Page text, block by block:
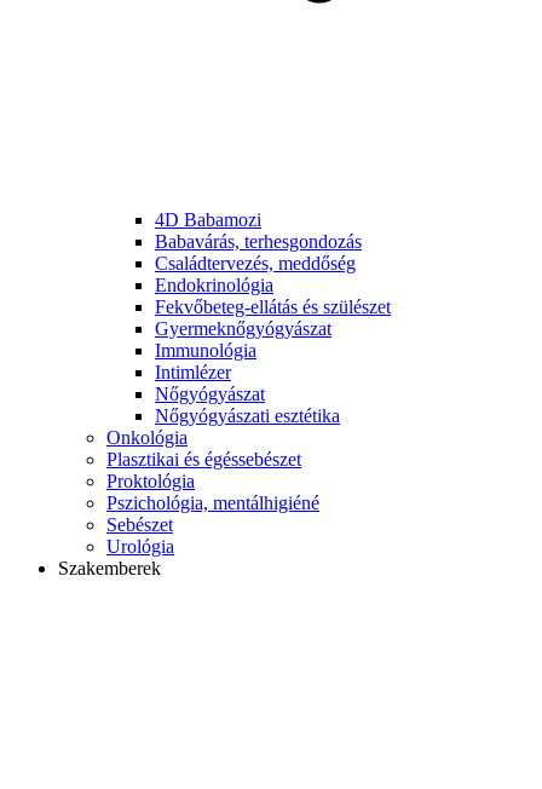
4D Babamozi
Babavárás, terhesgondozás
Családtervezés, meddőség
Endokrinológia
Fekvőbeteg-ellátás és szülészet
Gyermek­nőgyógyászat
Immunológia
Intimlézer
Nőgyógyászat
Nőgyógyászati esztétika
Onkológia
Plasztikai és égéssebészet
Proktológia
Pszichológia, mentálhigiéné
Sebészet
Urológia
Szakemberek